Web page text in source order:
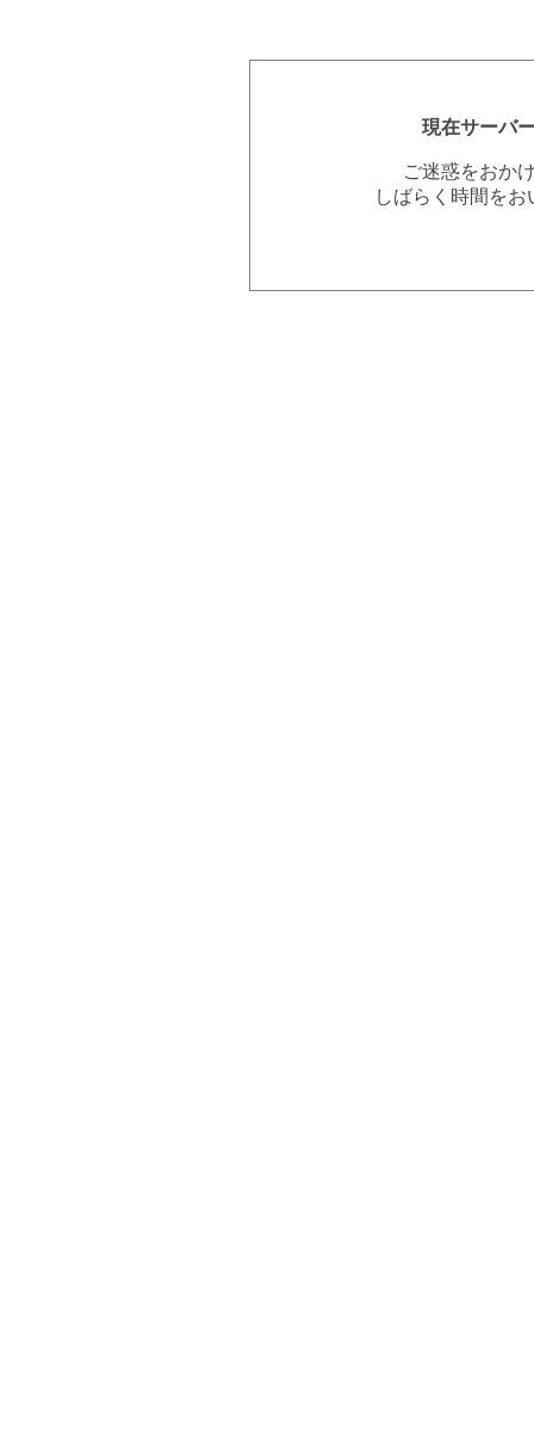
現在サーバ
ご迷惑をおか
しばらく時間を